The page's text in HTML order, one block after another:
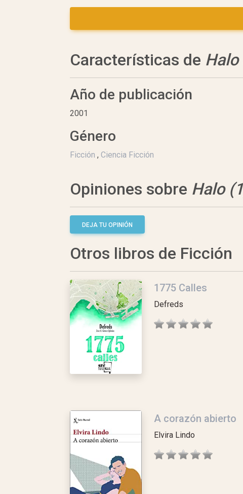
Características de Halo
Año de publicación
2001
Género
Ficción , Ciencia Ficción
Opiniones sobre Halo
DEJA TU OPINIÓN
Otros libros de Ficción
1775 Calles
Defreds
A corazón abierto
Elvira Lindo